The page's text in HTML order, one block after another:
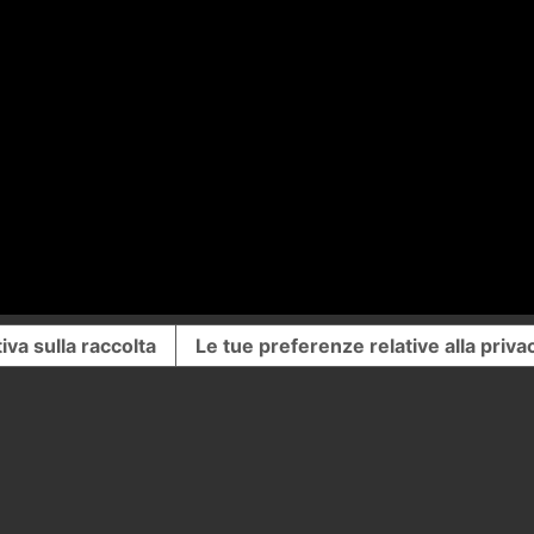
sulla raccolta Le tue preferenze relative alla